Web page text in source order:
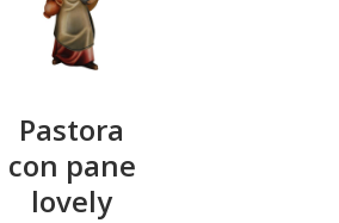
Pastora
con pane
lovely